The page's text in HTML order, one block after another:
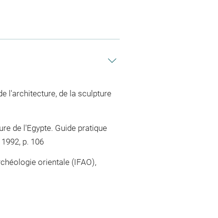
l'architecture, de la sculpture
de l'Egypte. Guide pratique
p. 106
orientale (IFAO),